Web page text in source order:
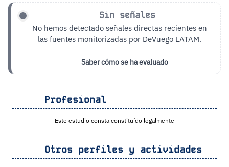
Sin señales
No hemos detectado señales directas recientes en
las fuentes monitorizadas por DeVuego LATAM.
Saber cómo se ha evaluado
Profesional
Este estudio consta constituído legalmente
Otros perfiles y actividades